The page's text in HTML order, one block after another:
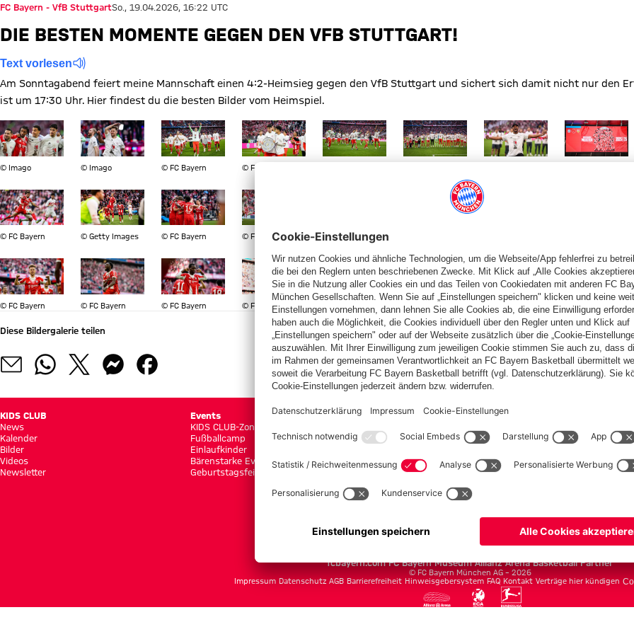
FC Bayern - VfB StuttgartSo., 19.04.2026, 16:22 UTC
DIE BESTEN MOMENTE GEGEN DEN VFB STUTTGART!
Text vorlesen
Am Sonntagabend feiert meine Mannschaft einen 4:2-Heimsieg gegen den VfB Stuttgart und sichert sich damit nicht nur den
ist um 17:30 Uhr. Hier findest du die besten Bilder vom Heimspiel.
Zeige in voller Größe Die Mannschaft feiert die Deutsche Meisterschaft nach dem Heimsieg gegen den VfB Stuttgart
© Imago
Zeige in voller Größe Joshua Kimmich bejubelt die Deutsche Meisterschaft nach dem Heimsieg gegen den VfB
© Imago
Zeige in voller Größe Die Mannschaft feiert die Deutsche Meisterschaft nach dem Heimsieg
© FC Bayern
Zeige in voller Größe Die Mannschaft feiert die Deutsche Meisterschaft nach
© FC Bayern
Zeige in voller Größe Die Mannschaft feiert die Deutsche
Zeige in voller Größe Die Mannschaft feiert
Zeige in voller Größe Vincent
Zeige in voller
Zeige in voller Größe Leon Goretzka mit Blick auf den Ball während des Bundesliga-Heimspiels des FC Bayern gegen den VfB
© FC Bayern
Zeige in voller Größe Harry Kane jubelt während des Bundesliga-Heimspiels des FC Bayern gegen den VfB
© Getty Images
Zeige in voller Größe Raphaël Guerreiro, Alphonso Davies, Harry Kane und Co. jubeln während
© FC Bayern
Zeige in voller Größe Michael Olise mit Ball am Fuß während des Bundesliga-
© FC Bayern
Zeige in voller Größe Alphonso Davies im Zweikampf des
© FC Bayern
Zeige in voller Größe Alphonso Davies, Luis
Zeige in voller GrößeZeige in
Zeige in voller Größe Joshua Kimmich ballt die Fäuste während des Bundesliga-Heimspiels des FC Bayern gegen den VfB
© FC Bayern
Zeige in voller Größe Alphonso Davies jubelt während des Bundesliga-Heimspiels des FC Bayern gegen den VfB
© FC Bayern
Zeige in voller Größe Nicolas Jackson jubelt während des Bundesliga-Heimspiels des FC
© FC Bayern
Zeige in voller Größe Nicolas Jackson jubelt mit Luis Díaz auf dem Rücken
© FC Bayern
Zeige in voller Größe Leon Goretzka, Minjae Kim, Alphonso
© FC Bayern
Zeige in voller Größe Raphaël Guerreiro und
© FC Bayern
Zeige in voller Größe Jamal
© FC Bayern
Zeige in
© FC Bayern
Diese Bildergalerie teilen
KIDS CLUB
News
Kalender
Bilder
Videos
Newsletter
Events
KIDS CLUB-Zone
Fußballcamp
Einlaufkinder
Bärenstarke Events
Geburtstagsfeier
Team
Spielplan
Autogrammkarten
Allianz Arena
fcbayern.com FC Bayern Museum Allianz Arena Basketball Partner
© FC Bayern München AG – 2026
Impressum Datenschutz AGB Barrierefreiheit Hinweisgebersystem FAQ Kontakt Verträge hier kündigen